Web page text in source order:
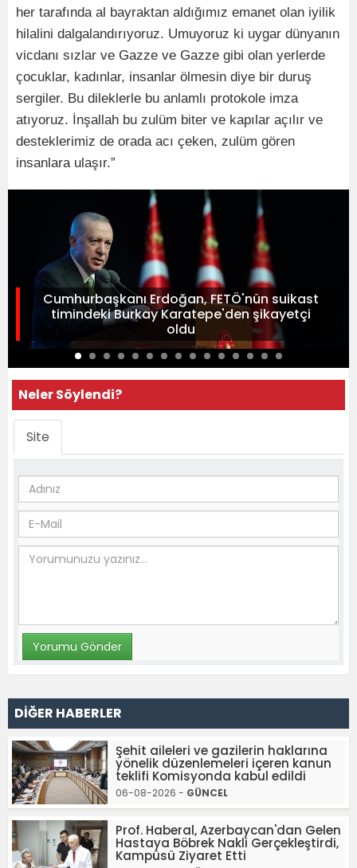
her tarafında al bayraktan aldığımız emanet olan iyilik
hilalini dalgalandırıyoruz. Umuyoruz ki uygar dünyanın
vicdanı sızlar ve Gazze ve Gazze gibi olan yerlerde
çocuklar, kadınlar, insanlar ölmesin diye bir duruş
sergiler. Bu dileklerle bu anlamlı protokole imza
atıyoruz. İnşallah bu zulüm biter ve kapılar açılır ve
desteklerimiz de orada acı çeken, zulüm gören
insanlara ulaşır.”
Cumhurbaşkanı Erdoğan, FETÖ'nün suikast
timindeki Burkay Karatepe'den şikayetçi
oldu
Neler Söylendi?
Site
DİĞER HABERLER
Şehit aileleri ve gazilerin haklarına
yönelik düzenlemeleri içeren kanun
teklifi Komisyonda kabul edildi
06-08-2026 - GÜNCEL
Prof. Haberal, Azerbaycan'dan Gelen
Hastaya Böbrek Nakli Gerçekleştirdi,
Kampüsü Ziyaret Etti